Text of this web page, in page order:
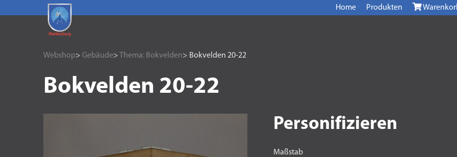
Home Produkten
Webshop> Gebäude> Thema: Bokvelden> Bokvelden 20-22
Bokvelden 20-22
Personifizieren
Maßstab